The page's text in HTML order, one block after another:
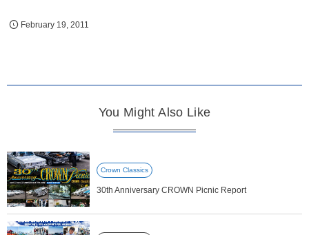
February 19, 2011
You Might Also Like
Crown Classics
30th Anniversary CROWN Picnic Report